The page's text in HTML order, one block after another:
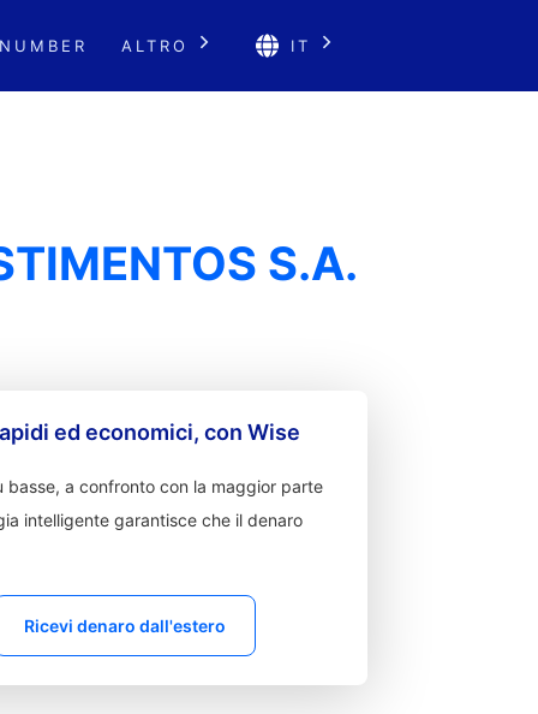
ALTRO IT
S.A.
ed economici, con Wise
basse, a confronto con la maggior parte
intelligente garantisce che il denaro
Ricevi denaro dall'estero